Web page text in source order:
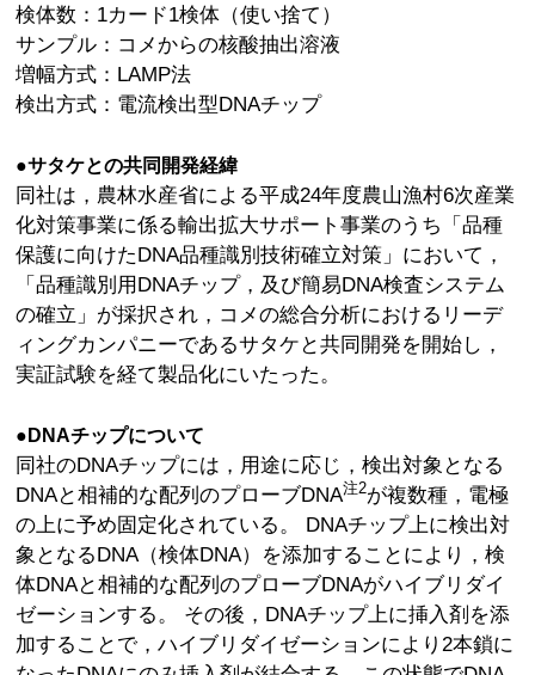
検体数：1カード1検体（使い捨て）
サンプル：コメからの核酸抽出溶液
増幅方式：LAMP法
検出方式：電流検出型DNAチップ
●サタケとの共同開発経緯
同社は，農林水産省による平成24年度農山漁村6次産業
化対策事業に係る輸出拡大サポート事業のうち「品種
保護に向けたDNA品種識別技術確立対策」において，
「品種識別用DNAチップ，及び簡易DNA検査システム
の確立」が採択され，コメの総合分析におけるリーデ
ィングカンパニーであるサタケと共同開発を開始し，
実証試験を経て製品化にいたった。
●DNAチップについて
同社のDNAチップには，用途に応じ，検出対象となる
DNAと相補的な配列のプローブDNA注2が複数種，電極
の上に予め固定化されている。 DNAチップ上に検出対
象となるDNA（検体DNA）を添加することにより，検
体DNAと相補的な配列のプローブDNAがハイブリダイ
ゼーションする。 その後，DNAチップ上に挿入剤を添
加することで，ハイブリダイゼーションにより2本鎖に